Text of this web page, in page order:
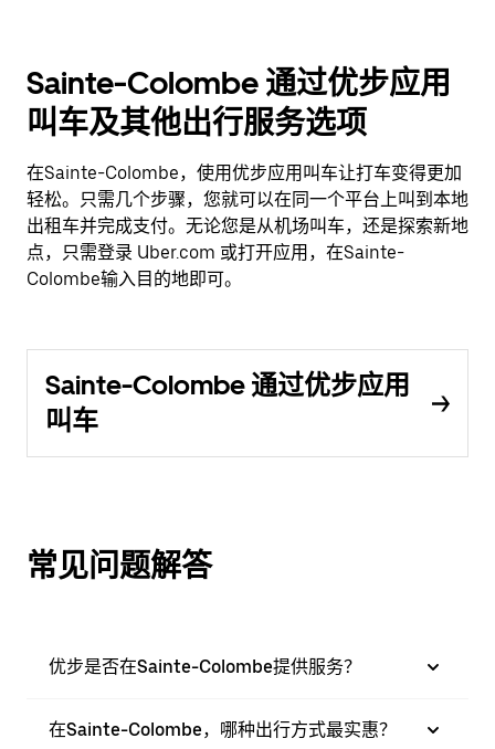
Sainte-Colombe 通过优步应用
叫车及其他出行服务选项
在Sainte-Colombe，使用优步应用叫车让打车变得更加
轻松。只需几个步骤，您就可以在同一个平台上叫到本地
出租车并完成支付。无论您是从机场叫车，还是探索新地
点，只需登录 Uber.com 或打开应用，在Sainte-
Colombe输入目的地即可。
Sainte-Colombe 通过优步应用
叫车
常见问题解答
优步是否在Sainte-Colombe提供服务？
在Sainte-Colombe，哪种出行方式最实惠？